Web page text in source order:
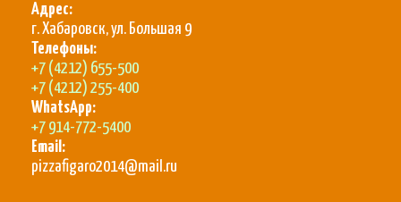
Адрес:
г. Хабаровск, ул. Большая 9
Телефоны:
+7 (4212) 655-500
+7 (4212) 255-400
WhatsApp:
+7 914-772-5400
Email:
pizzafigaro2014@mail.ru